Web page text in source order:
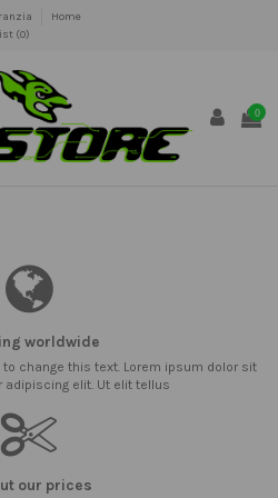
Home
(0)
0
worldwide
change this text. Lorem ipsum dolor sit
elit. Ut elit tellus
our prices